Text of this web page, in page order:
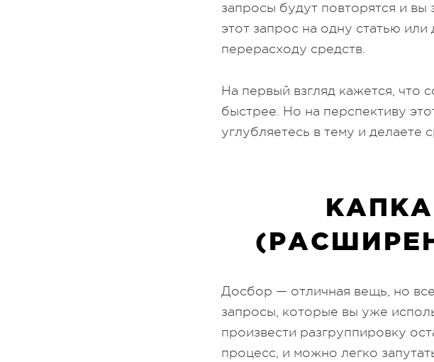
запросы будут повторятся и вы
этот запрос на одну статью
перерасходу средств.
На первый взгляд кажется, что
быстрее. Но на перспективу
углубляетесь в тему и делаете
Досбор — отличная вещь, но
запросы, которые вы уже
произвести разгруппировку
процесс, и можно легко